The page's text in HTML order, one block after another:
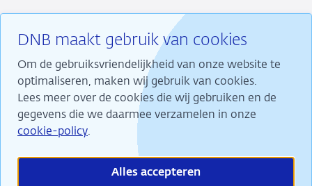
DNB maakt gebruik van cookies
Om de gebruiksvriendelijkheid van onze website te
optimaliseren, maken wij gebruik van cookies.
Lees meer over de cookies die wij gebruiken en de
gegevens die we daarmee verzamelen in onze
cookie-policy.
Alles accepteren
RSS InstagramLinkedin
X
Wij maken ons sterk voor financiële stabiliteit en
dragen daarmee bij aan duurzame welvaart in